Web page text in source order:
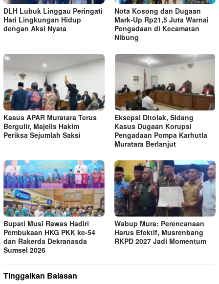
DLH Lubuk Linggau Peringati
Hari Lingkungan Hidup
dengan Aksi Nyata
Nota Kosong dan Dugaan
Mark-Up Rp21,5 Juta Warnai
Pengadaan di Kecamatan
Nibung
Kasus APAR Muratara Terus
Bergulir, Majelis Hakim
Periksa Sejumlah Saksi
Eksepsi Ditolak, Sidang
Kasus Dugaan Korupsi
Pengadaan Pompa Karhutla
Muratara Berlanjut
Bupati Musi Rawas Hadiri
Pembukaan HKG PKK ke-54
dan Rakerda Dekranasda
Sumsel 2026
Wabup Mura: Perencanaan
Harus Efektif, Musrenbang
RKPD 2027 Jadi Momentum
Tinggalkan Balasan